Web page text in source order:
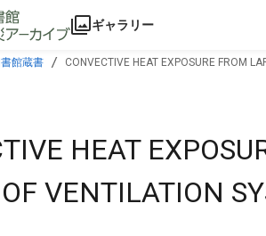
ギャラリー
館蔵書 CONVECTIVE HEAT EXPOSURE FROM
HEAT
VENTILATION